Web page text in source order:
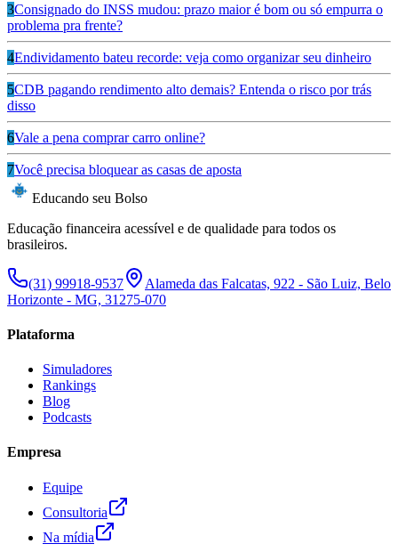
3Consignado do INSS mudou: prazo maior é bom ou só empurra o
problema pra frente?
4Endividamento bateu recorde: veja como organizar seu dinheiro
5CDB pagando rendimento alto demais? Entenda o risco por trás
disso
6Vale a pena comprar carro online?
7Você precisa bloquear as casas de aposta
Educando seu Bolso
Educação financeira acessível e de qualidade para todos os
brasileiros.
(31) 99918-9537
Alameda das Falcatas, 922 - São Luiz, Belo
Horizonte - MG, 31275-070
Plataforma
Simuladores
Rankings
Blog
Podcasts
Empresa
Equipe
Consultoria
Na mídia